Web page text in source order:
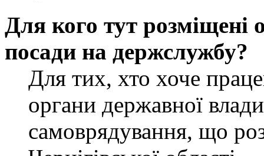
Для кого тут розміщені
посади на держслужбу?
Для тих, хто хоче
органи державної
самоврядування, що